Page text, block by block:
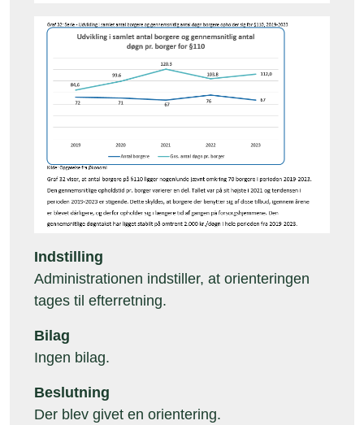
Indstilling
Administrationen indstiller, at orienteringen
tages til efterretning.
Bilag
Ingen bilag.
Beslutning
Der blev givet en orientering.